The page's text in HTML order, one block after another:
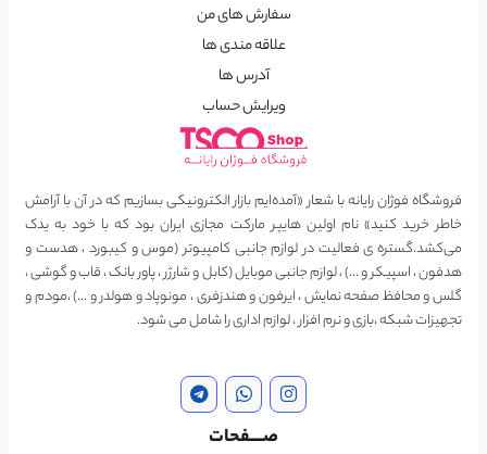
سفارش های من
علاقه مندی ها
آدرس ها
ویرایش حساب
فروشگاه فوژان رایانه با شعار «آمده‌ایم بازار الکترونیکی بسازیم که در آن با آرامش
خاطر خرید کنید» نام اولین هایپر مارکت مجازی ایران بود که با خود به یدک
می‌کشد.گستره ی فعالیت در لوازم جانبی کامپیوتر (موس و کیبورد ، هدست و
هدفون ، اسپیکر و …) ، لوازم جانبی موبایل (کابل و شارژر ، پاور بانک ، قاب و گوشی ،
گلس و محافظ صفحه نمایش ، ایرفون و هندزفری ، مونوپاد و هولدر و …) ،مودم و
تجهیزات شبکه ،بازی و نرم افزار ، لوازم اداری را شامل می شود.
صــــفحات